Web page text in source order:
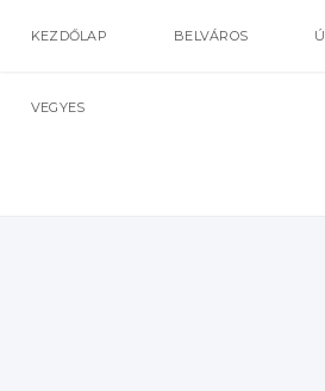
KEZDŐLAP BELVÁROS
VEGYES